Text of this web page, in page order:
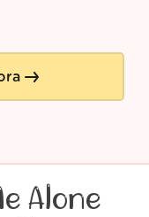
Alone